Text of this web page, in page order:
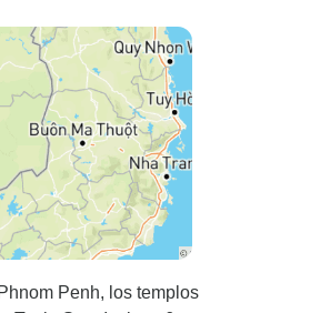
Penh, los templos